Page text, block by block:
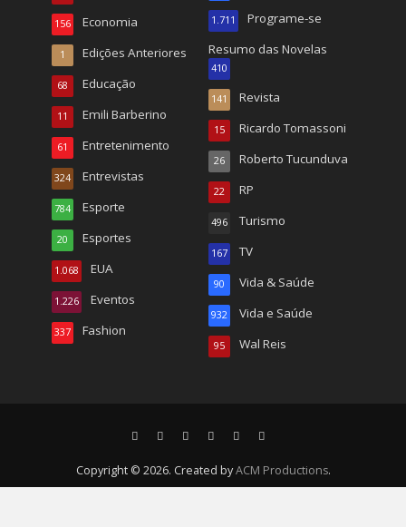
Economia
156
Edições Anteriores
1
Educação
68
Emili Barberino
11
Entretenimento
61
Entrevistas
324
Esporte
784
Esportes
20
EUA
1.068
Eventos
1.226
Fashion
337
Programe-se
1.711
Resumo das Novelas
410
Revista
141
Ricardo Tomassoni
15
Roberto Tucunduva
26
RP
22
Turismo
496
TV
167
Vida & Saúde
90
Vida e Saúde
932
Wal Reis
95
Copyright © 2026. Created byACM Productions.